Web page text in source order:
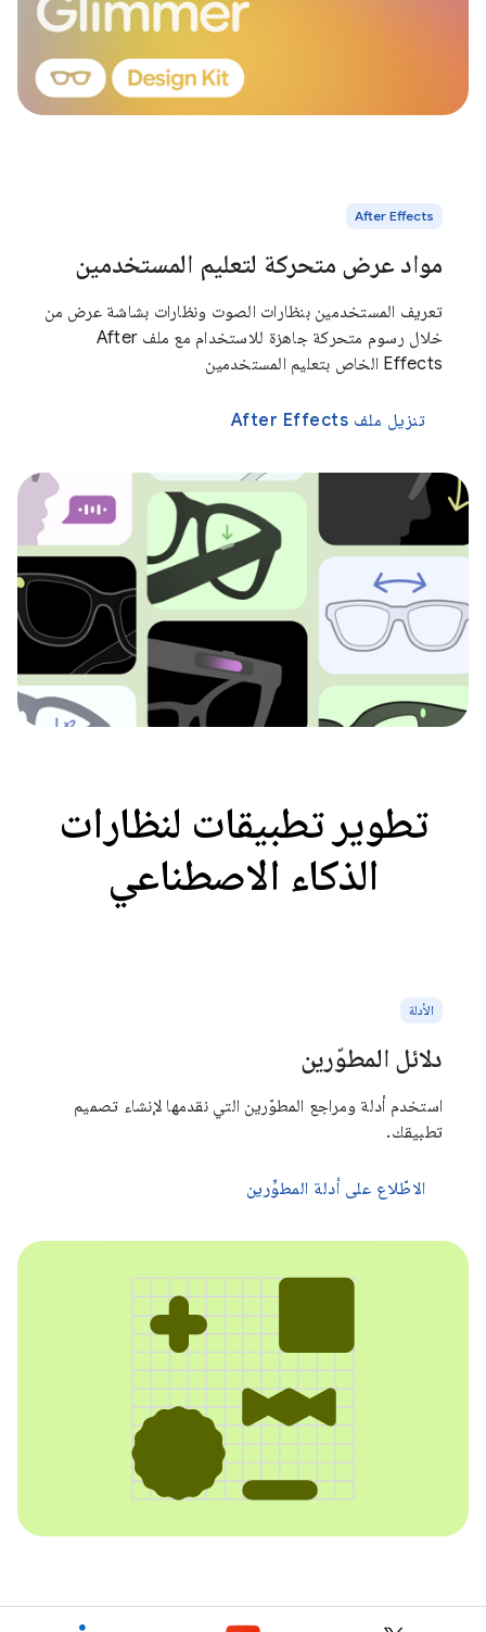
After Effects
مواد عرض متحركة لتعليم المستخدمين
تعريف المستخدمين بنظارات الصوت ونظارات بشاشة عرض من
خلال رسوم متحركة جاهزة للاستخدام مع ملف After
Effects الخاص بتعليم المستخدمين
تنزيل ملف After Effects
تطوير تطبيقات لنظارات
الذكاء الاصطناعي
الأدلة
دلائل المطوّرين
استخدم أدلة ومراجع المطوّرين التي نقدمها لإنشاء تصميم
تطبيقك.
الاطّلاع على أدلة المطوِّرين